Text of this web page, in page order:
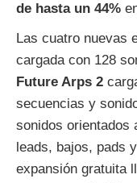
de hasta un 44%
Las cuatro nuevas
cargada con 128
Future Arps 2
secuencias y
sonidos orientados
leads, bajos, pads
expansión gratuita